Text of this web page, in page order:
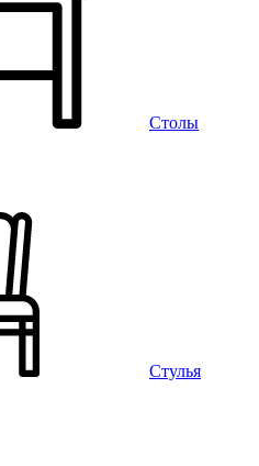
Столы
Стулья